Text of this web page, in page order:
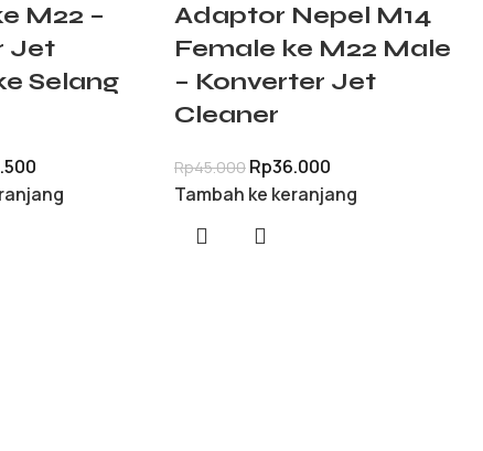
M22 –
Jet
Selang
Adaptor Nepel M14
Female ke M22 Male
– Konverter Jet
Cleaner
Rp45.000 Rp36.000
Tambah ke keranjang